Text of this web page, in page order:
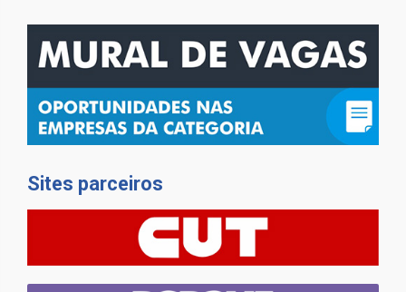
Sites parceiros